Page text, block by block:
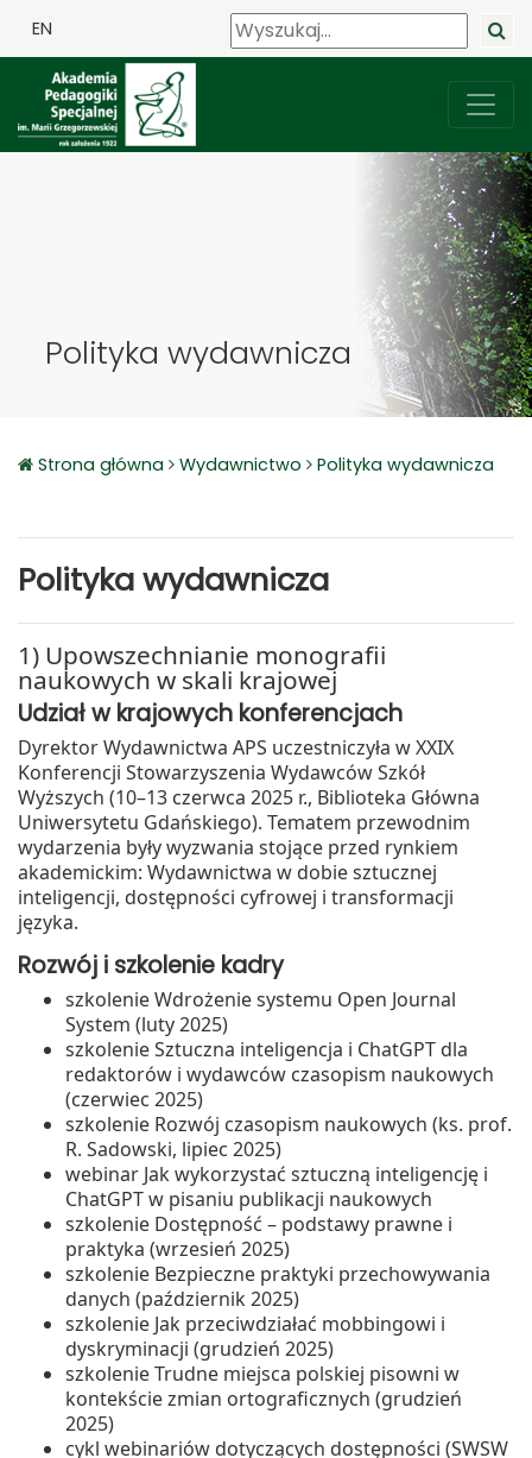
EN
Polityka wydawnicza
Strona główna Wydawnictwo Polityka wydawnicza
Polityka wydawnicza
1) Upowszechnianie monografii
naukowych w skali krajowej
Udział w krajowych konferencjach
Dyrektor Wydawnictwa APS uczestniczyła w XXIX
Konferencji Stowarzyszenia Wydawców Szkół
Wyższych (10–13 czerwca 2025 r., Biblioteka Główna
Uniwersytetu Gdańskiego). Tematem przewodnim
wydarzenia były wyzwania stojące przed rynkiem
akademickim: Wydawnictwa w dobie sztucznej
inteligencji, dostępności cyfrowej i transformacji
języka.
Rozwój i szkolenie kadry
szkolenie Wdrożenie systemu Open Journal
System (luty 2025)
szkolenie Sztuczna inteligencja i ChatGPT dla
redaktorów i wydawców czasopism naukowych
(czerwiec 2025)
szkolenie Rozwój czasopism naukowych (ks. prof.
R. Sadowski, lipiec 2025)
webinar Jak wykorzystać sztuczną inteligencję i
ChatGPT w pisaniu publikacji naukowych
szkolenie Dostępność – podstawy prawne i
praktyka (wrzesień 2025)
szkolenie Bezpieczne praktyki przechowywania
danych (październik 2025)
szkolenie Jak przeciwdziałać mobbingowi i
dyskryminacji (grudzień 2025)
szkolenie Trudne miejsca polskiej pisowni w
kontekście zmian ortograficznych (grudzień
2025)
cykl webinariów dotyczących dostępności (SWSW